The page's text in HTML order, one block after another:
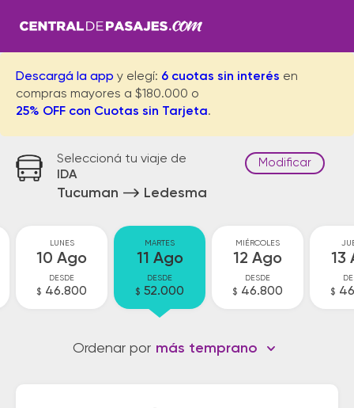
Descargá la app y elegí: 6 cuotas sin interés en
compras mayores a $180.000 o
25% OFF con Cuotas sin Tarjeta.
Seleccioná tu viaje de
IDA
Tucuman Ledesma
Modificar
LUNES
10 Ago
DESDE
$ 46.800
MARTES
11 Ago
DESDE
$ 52.000
MIÉRCOLES
12 Ago
DESDE
$ 46.800
13
$
Ordenar por más temprano